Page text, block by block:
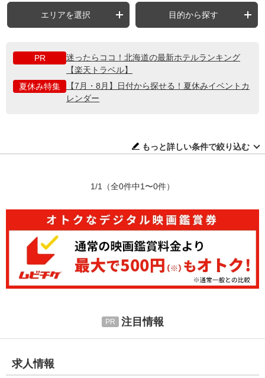
エリアを選択 目的から探す
PR
迷ったらココ！北海道の最新ホテルランキング
【楽天トラベル】
夏休み特集
【7月・8月】日付から探せる！夏休みイベントカ
レンダー
もっと詳しい条件で絞り込む
1/1 （全0件中1〜0件）
注目情報
求人情報